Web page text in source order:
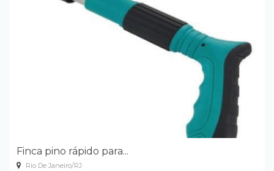
Finca pino rápido para...
Rio De Janeiro/RJ